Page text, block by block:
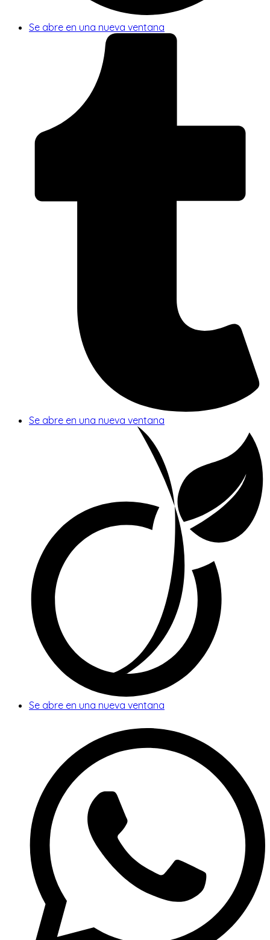
Se abre en una nueva ventana
Se abre en una nueva ventana
Se abre en una nueva ventana